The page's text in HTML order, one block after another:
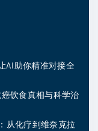
AI助你精准对接全
饮食真相与科学治
从化疗到维奈克拉